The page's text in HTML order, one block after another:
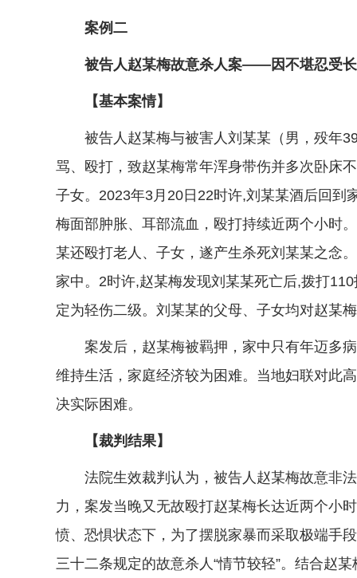
案例二
被告人赵某梅故意杀人案——因不堪忍受长
【基本案情】
被告人赵某梅与被害人刘某某（男，殁年39
骂、殴打，致赵某梅常年浑身带伤并多次卧床
子女。2023年3月20日22时许,刘某某酒后回到
梅面部肿胀、耳部流血，殴打持续近两个小时
某还殴打老人、子女，遂产生杀死刘某某之念
家中。2时许,赵某梅发现刘某某死亡后,拨打
定为轻伤二级。刘某某的父母、子女均对赵某
案发后，赵某梅被羁押，家中只有年迈多病
维持生活，家庭经济较为困难。当地妇联对此
决实际困难。
【裁判结果】
法院生效裁判认为，被告人赵某梅故意非法
力，案发当晚又无故殴打赵某梅长达近两个小
愤、恐惧状态下，为了摆脱家暴而采取极端手
三十二条规定的故意杀人“情节较轻”。结合赵